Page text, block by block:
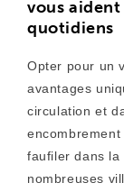
vous
quotidiens
Opter pour un
avantages
circulation et
faufiler dans la
nombreuses